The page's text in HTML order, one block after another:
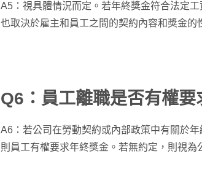
A5：視具體情況而定。若年終獎金符合法定
也取決於雇主和員工之間的契約內容和獎金的
Q6：員工離職是否有權要
A6：若公司在勞動契約或內部政策中有關於
則員工有權要求年終獎金。若無約定，則視為